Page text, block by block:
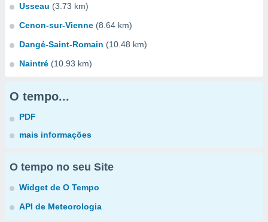
Usseau (3.73 km)
Cenon-sur-Vienne (8.64 km)
Dangé-Saint-Romain (10.48 km)
Naintré (10.93 km)
O tempo...
PDF
mais informações
O tempo no seu Site
Widget de O Tempo
API de Meteorologia